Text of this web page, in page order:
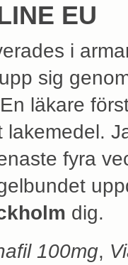
EU
i
sig
läkare
lakemedel.
fyra
dig.
100mg,